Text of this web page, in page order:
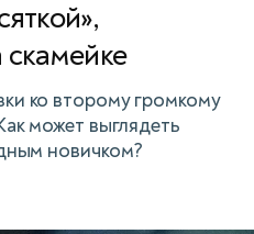
ко второму громкому
может выглядеть
новичком?